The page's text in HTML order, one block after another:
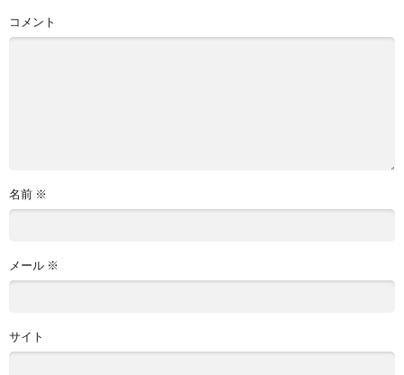
コメント
名前 ※
メール ※
サイト